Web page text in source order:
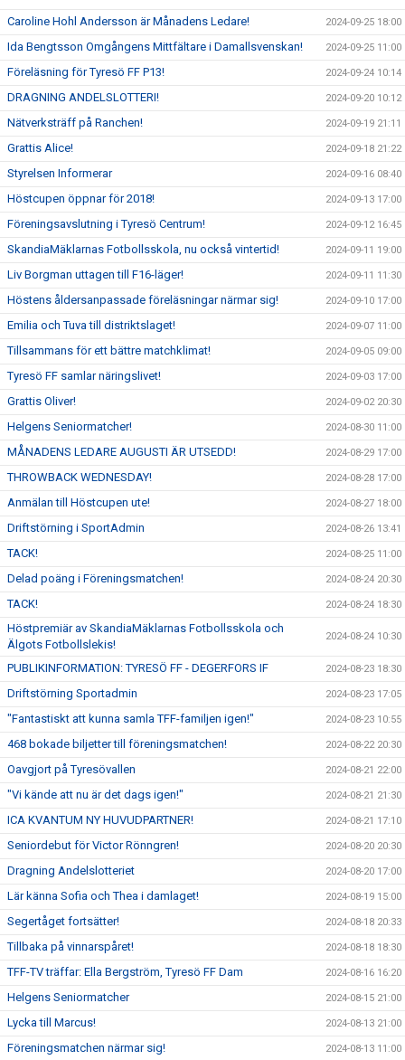
Caroline Hohl Andersson är Månadens Ledare! 2024-09-25 18:00
Ida Bengtsson Omgångens Mittfältare i Damallsvenskan! 2024-09-25 11:00
Föreläsning för Tyresö FF P13! 2024-09-24 10:14
DRAGNING ANDELSLOTTERI! 2024-09-20 10:12
Nätverksträff på Ranchen! 2024-09-19 21:11
Grattis Alice! 2024-09-18 21:22
Styrelsen Informerar 2024-09-16 08:40
Höstcupen öppnar för 2018! 2024-09-13 17:00
Föreningsavslutning i Tyresö Centrum! 2024-09-12 16:45
SkandiaMäklarnas Fotbollsskola, nu också vintertid! 2024-09-11 19:00
Liv Borgman uttagen till F16-läger! 2024-09-11 11:30
Höstens åldersanpassade föreläsningar närmar sig! 2024-09-10 17:00
Emilia och Tuva till distriktslaget! 2024-09-07 11:00
Tillsammans för ett bättre matchklimat! 2024-09-05 09:00
Tyresö FF samlar näringslivet! 2024-09-03 17:00
Grattis Oliver! 2024-09-02 20:30
Helgens Seniormatcher! 2024-08-30 11:00
MÅNADENS LEDARE AUGUSTI ÄR UTSEDD! 2024-08-29 17:00
THROWBACK WEDNESDAY! 2024-08-28 17:00
Anmälan till Höstcupen ute! 2024-08-27 18:00
Driftstörning i SportAdmin 2024-08-26 13:41
TACK! 2024-08-25 11:00
Delad poäng i Föreningsmatchen! 2024-08-24 20:30
TACK! 2024-08-24 18:30
Höstpremiär av SkandiaMäklarnas Fotbollsskola och
Älgots Fotbollslekis!
2024-08-24 10:30
PUBLIKINFORMATION: TYRESÖ FF - DEGERFORS IF 2024-08-23 18:30
Driftstörning Sportadmin 2024-08-23 17:05
"Fantastiskt att kunna samla TFF-familjen igen!" 2024-08-23 10:55
468 bokade biljetter till föreningsmatchen! 2024-08-22 20:30
Oavgjort på Tyresövallen 2024-08-21 22:00
"Vi kände att nu är det dags igen!" 2024-08-21 21:30
ICA KVANTUM NY HUVUDPARTNER! 2024-08-21 17:10
Seniordebut för Victor Rönngren! 2024-08-20 20:30
Dragning Andelslotteriet 2024-08-20 17:00
Lär känna Sofia och Thea i damlaget! 2024-08-19 15:00
Segertåget fortsätter! 2024-08-18 20:33
Tillbaka på vinnarspåret! 2024-08-18 18:30
TFF-TV träffar: Ella Bergström, Tyresö FF Dam 2024-08-16 16:20
Helgens Seniormatcher 2024-08-15 21:00
Lycka till Marcus! 2024-08-13 21:00
Föreningsmatchen närmar sig! 2024-08-13 11:00